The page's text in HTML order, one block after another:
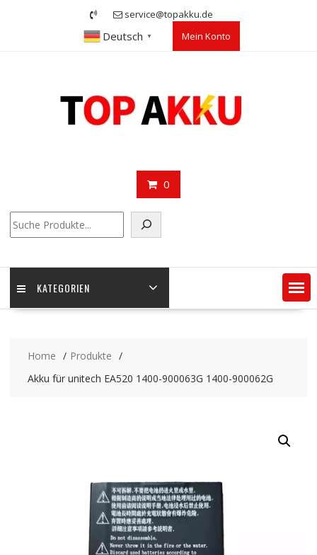
service@topakku.de
Deutsch ▼ Mein Konto
0
KATEGORIEN
Home
Produkte
Akku für unitech EA520 1400-900063G 1400-900062G